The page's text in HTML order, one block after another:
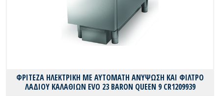
ΦΡΙΤΕΖΑ ΗΛΕΚΤΡΙΚΗ ΜΕ ΑΥΤΟΜΑΤΗ ΑΝΥΨΩΣΗ ΚΑΙ ΦΙΛΤΡΟ
ΛΑΔΙΟΥ ΚΑΛΑΘΙΩΝ EVO 23 BARON QUEEN 9 CR1209939